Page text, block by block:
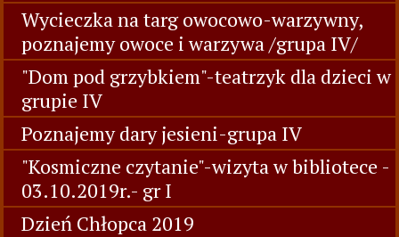
Wycieczka na targ owocowo-warzywny,
poznajemy owoce i warzywa /grupa IV/
"Dom pod grzybkiem"-teatrzyk dla dzieci w
grupie IV
Poznajemy dary jesieni-grupa IV
"Kosmiczne czytanie"-wizyta w bibliotece -
03.10.2019r.- gr I
Dzień Chłopca 2019